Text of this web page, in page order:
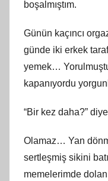
boşalmıştım.
Günün kaçıncı
günde iki erkek
yemek…
kapanıyordu
“Bir kez daha?”
Olamaz… Yan
sertleşmiş sikini
memelerimde